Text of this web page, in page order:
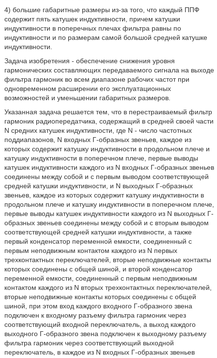
4) большие габаритные размеры из-за того, что каждый ППФ
содержит пять катушек индуктивности, причем катушки
индуктивности в поперечных плечах фильтра равны по
индуктивности и по размерам самой большой средней катушке
индуктивности.
Задача изобретения - обеспечение снижения уровня
гармонических составляющих передаваемого сигнала на выходе
фильтра гармоник во всем диапазоне рабочих частот при
одновременном расширении его эксплуатационных
возможностей и уменьшении габаритных размеров.
Указанная задача решается тем, что в перестраиваемый фильтр
гармоник радиопередатчика, содержащий в средней своей части
N средних катушек индуктивности, где N - число частотных
поддиапазонов, N входных Г-образных звеньев, каждое из
которых содержит катушку индуктивности в продольном плече и
катушку индуктивности в поперечном плече, первые выводы
катушек индуктивности каждого из N входных Г-образных звеньев
соединены между собой и с первым выводом соответствующей
средней катушки индуктивности, и N выходных Г-образных
звеньев, каждое из которых содержит катушку индуктивности в
продольном плече и катушку индуктивности в поперечном плече,
первые выводы катушек индуктивности каждого из N выходных Г-
образных звеньев соединены между собой и с вторым выводом
соответствующей средней катушки индуктивности, а также
первый конденсатор переменной емкости, соединенный с
первым неподвижным контактом каждого из N первых
трехконтактных переключателей, вторые неподвижные контакты
которых соединены с общей шиной, и второй конденсатор
переменной емкости, соединенный с первым неподвижным
контактом каждого из N вторых трехконтактных переключателей,
вторые неподвижные контакты которых соединены с общей
шиной, при этом вход каждого входного Г-образного звена
подключен к входному разъему фильтра гармоник через
соответствующий входной переключатель, а выход каждого
выходного Г-образного звена подключен к выходному разъему
фильтра гармоник через соответствующий выходной
переключатель, в каждое из N входных Г-образных звеньев